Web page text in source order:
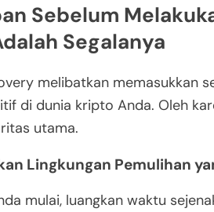
Sebelum
Segalanya
melibatkan memasukkan
di dunia kripto Anda. Oleh
utama.
Lingkungan Pemulihan
mulai, luangkan waktu